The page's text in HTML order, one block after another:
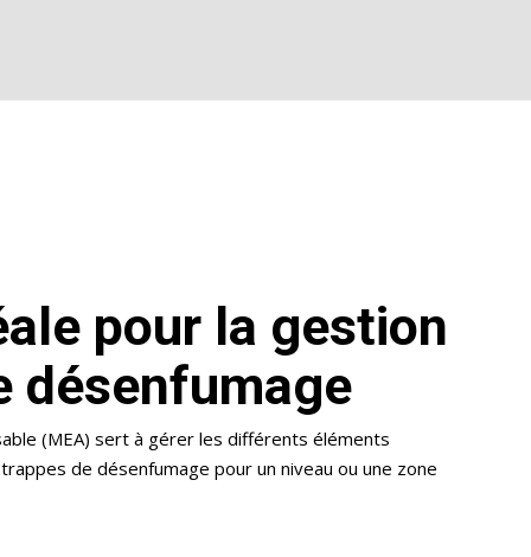
pour la gestion
désenfumage
(MEA) sert à gérer les différents éléments
de désenfumage pour un niveau ou une zone